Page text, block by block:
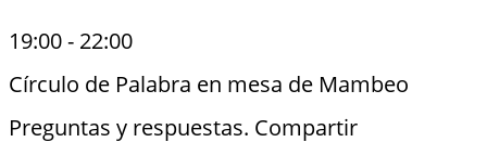
19:00- 22:00
Círculo de Palabra en mesa de Mambeo
Preguntas y respuestas. Compartir